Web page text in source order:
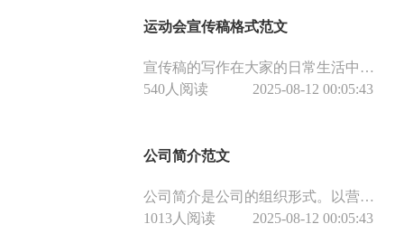
运动会宣传稿格式范文
宣传稿的写作在大家的日常生活中占据着越来越重要的位置，在公文写作中的地位也日益突出。所以大家对于宣传稿的写作方法和宣传稿的范文的需求也就越来越重要。
540人阅读
2025-08-12 00:05:43
公司简介范文
公司简介是公司的组织形式。以营利为目的的社团法人。近年来随着我国经济体制的改革，享有法人资格的各种公司纷纷设立，按章程从事自身的生产经营活动，那么公司简介究竟该怎么写呢？
1013人阅读
2025-08-12 00:05:43